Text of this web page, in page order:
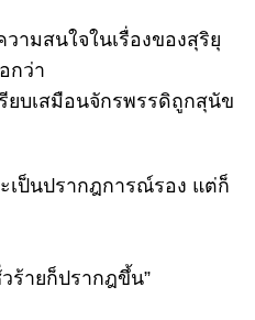
ามสนใจในเรื่องของสุริยุ
กว่า
ยบเสมือนจักรพรรดิถูกสุนัข
เป็นปรากฎการณ์รอง แต่ก็
ร้ายก็ปรากฎขึ้น”